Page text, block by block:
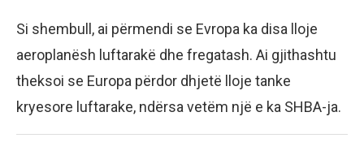
Si shembull, ai përmendi se Evropa ka disa lloje
aeroplanësh luftarakë dhe fregatash. Ai gjithashtu
theksoi se Europa përdor dhjetë lloje tanke
kryesore luftarake, ndërsa vetëm një e ka SHBA-ja.